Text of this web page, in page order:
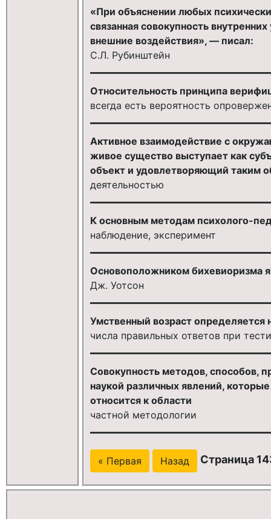
«При объяснении любых
связанная совокупность
внешние воздействия», — писал:
С.Л. Рубинштейн
Относительность принципа
всегда есть вероятность
Активное взаимодействие с
живое существо выступает как
объект и удовлетворяющий таким
деятельностью
К основным методам психолого-
наблюдение, эксперимент
Основоположником бихевиоризма
Дж. Уотсон
Умственный возраст определяется
числа правильных ответов при
Совокупность методов, способов,
наукой различных явлений,
относится к области
частной методологии
« Первая Назад Страница